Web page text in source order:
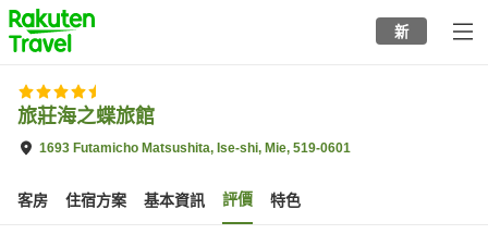
to
top
page
新
旅莊海之蝶旅館
1693 Futamicho Matsushita, Ise-shi, Mie, 519-0601
客房 住宿方案 基本資訊 評價 特色